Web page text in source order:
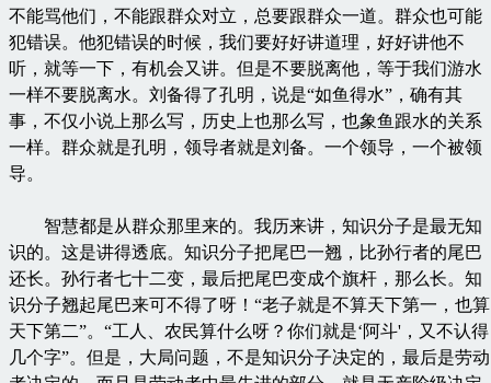
不能骂他们，不能跟群众对立，总要跟群众一道。群众也可能
犯错误。他犯错误的时候，我们要好好讲道理，好好讲他不
听，就等一下，有机会又讲。但是不要脱离他，等于我们游水
一样不要脱离水。刘备得了孔明，说是“如鱼得水”，确有其
事，不仅小说上那么写，历史上也那么写，也象鱼跟水的关系
一样。群众就是孔明，领导者就是刘备。一个领导，一个被领
导。
智慧都是从群众那里来的。我历来讲，知识分子是最无知
识的。这是讲得透底。知识分子把尾巴一翘，比孙行者的尾巴
还长。孙行者七十二变，最后把尾巴变成个旗杆，那么长。知
识分子翘起尾巴来可不得了呀！“老子就是不算天下第一，也算
天下第二”。“工人、农民算什么呀？你们就是‘阿斗'，又不认得
几个字”。但是，大局问题，不是知识分子决定的，最后是劳动